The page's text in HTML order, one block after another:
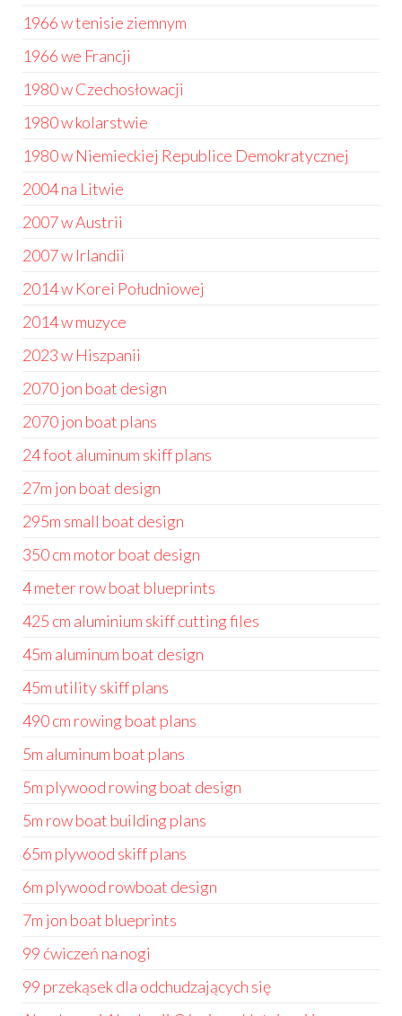
1966 w tenisie ziemnym
1966 we Francji
1980 w Czechosłowacji
1980 w kolarstwie
1980 w Niemieckiej Republice Demokratycznej
2004 na Litwie
2007 w Austrii
2007 w Irlandii
2014 w Korei Południowej
2014 w muzyce
2023 w Hiszpanii
2070 jon boat design
2070 jon boat plans
24 foot aluminum skiff plans
27m jon boat design
295m small boat design
350 cm motor boat design
4 meter row boat blueprints
425 cm aluminium skiff cutting files
45m aluminum boat design
45m utility skiff plans
490 cm rowing boat plans
5m aluminum boat plans
5m plywood rowing boat design
5m row boat building plans
65m plywood skiff plans
6m plywood rowboat design
7m jon boat blueprints
99 ćwiczeń na nogi
99 przekąsek dla odchudzających się